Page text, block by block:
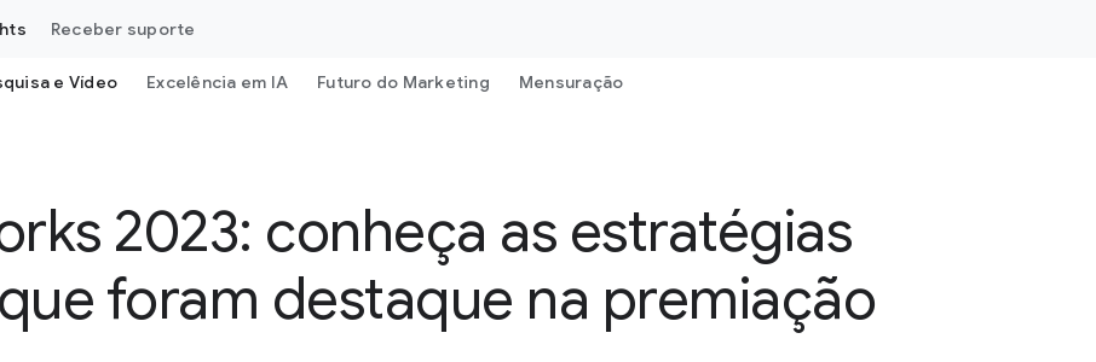
Receber suporte
e Vídeo Excelência em IA Futuro do Marketing Mensuração
2023: conheça as estratégias
foram destaque na premiação